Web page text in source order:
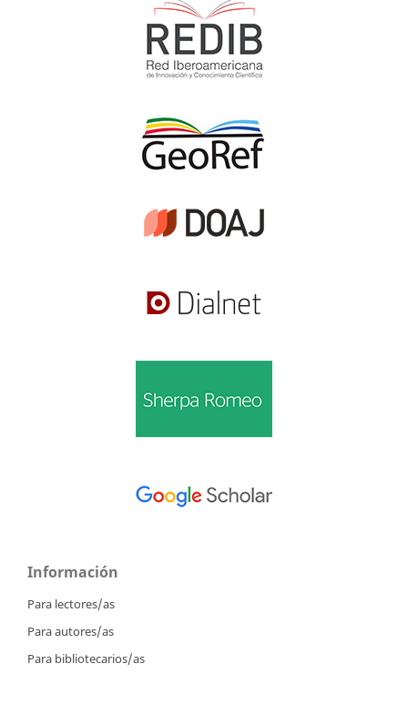
Información
Para lectores/as
Para autores/as
Para bibliotecarios/as